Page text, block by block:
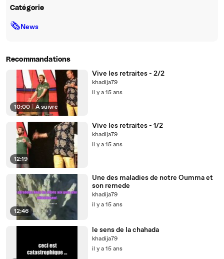
Catégorie
🗞News
Recommandations
10:00 | À suivre
Vive les retraites - 2/2
khadija79
il y a 15 ans
12:19
Vive les retraites - 1/2
khadija79
il y a 15 ans
12:46
Une des maladies de notre Oumma et
son remede
khadija79
il y a 15 ans
le sens de la chahada
khadija79
il y a 15 ans